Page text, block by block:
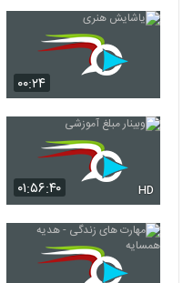
۰۰:۲۴
۰۱:۵۶:۴۰ HD